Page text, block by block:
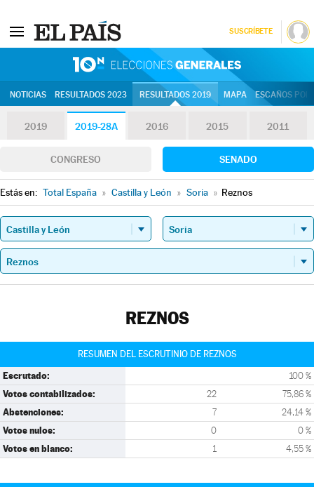
SUSCRÍBETE
NOTICIAS RESULTADOS 2023 RESULTADOS 2019 MAPA ESCAÑOS
2019 2019-28A 2016 2015 2011
CONGRESO SENADO
Estás en: Total España » Castilla y León » Soria » Reznos
REZNOS
RESUMEN DEL ESCRUTINIO DE REZNOS
Escrutado: 100 %
Votos contabilizados: 22 75,86 %
Abstenciones: 7 24,14 %
Votos nulos: 0 0 %
Votos en blanco: 1 4,55 %